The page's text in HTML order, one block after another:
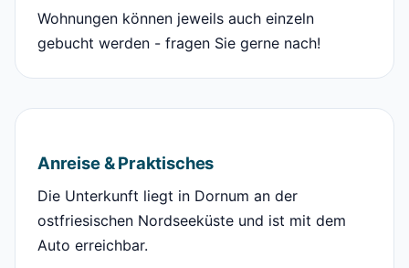
Wohnungen können jeweils auch einzeln
gebucht werden - fragen Sie gerne nach!
Anreise & Praktisches
Die Unterkunft liegt in Dornum an der
ostfriesischen Nordseeküste und ist mit dem
Auto erreichbar.